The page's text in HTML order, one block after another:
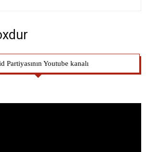
Partiyasının Youtube kanalı